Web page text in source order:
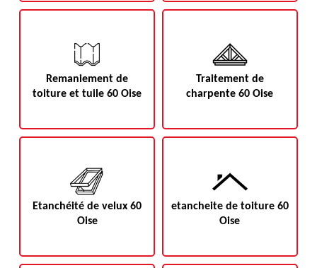
Remaniement de
toiture et tuile 60 Oise
Traitement de
charpente 60 Oise
Etanchéité de velux 60
Oise
etancheite de toiture 60
Oise